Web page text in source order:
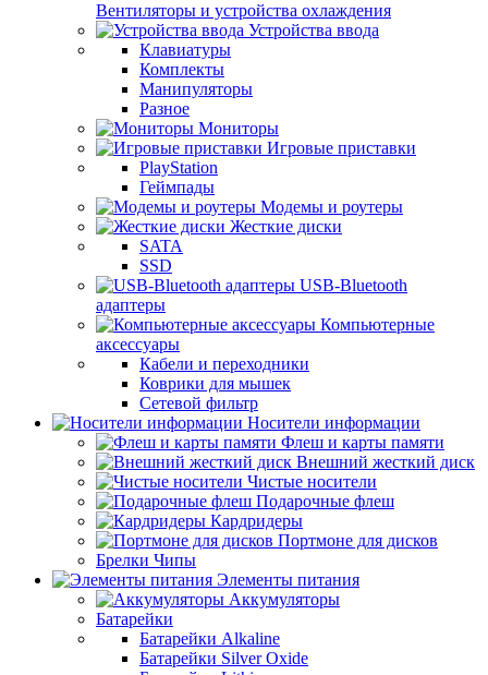
Вентиляторы и устройства охлаждения
Устройства ввода
Клавиатуры
Комплекты
Манипуляторы
Разное
Мониторы
Игровые приставки
PlayStation
Геймпады
Модемы и роутеры
Жесткие диски
SATA
SSD
USB-Bluetooth
адаптеры
Компьютерные
аксессуары
Кабели и переходники
Коврики для мышек
Сетевой фильтр
Носители информации
Флеш и карты памяти
Внешний жесткий диск
Чистые носители
Подарочные флеш
Кардридеры
Портмоне для дисков
Брелки Чипы
Элементы питания
Аккумуляторы
Батарейки
Батарейки Alkaline
Батарейки Silver Oxide